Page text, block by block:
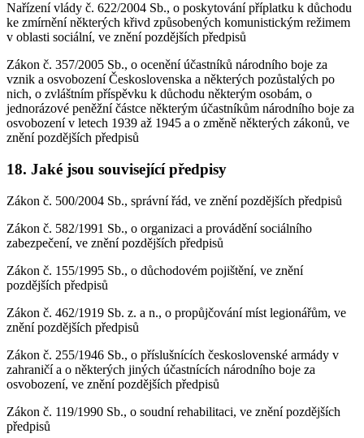
Nařízení vlády č. 622/2004 Sb., o poskytování příplatku k důchodu
ke zmírnění některých křivd způsobených komunistickým režimem
v oblasti sociální, ve znění pozdějších předpisů
Zákon č. 357/2005 Sb., o ocenění účastníků národního boje za
vznik a osvobození Československa a některých pozůstalých po
nich, o zvláštním příspěvku k důchodu některým osobám, o
jednorázové peněžní částce některým účastníkům národního boje za
osvobození v letech 1939 až 1945 a o změně některých zákonů, ve
znění pozdějších předpisů
18. Jaké jsou související předpisy
Zákon č. 500/2004 Sb., správní řád, ve znění pozdějších předpisů
Zákon č. 582/1991 Sb., o organizaci a provádění sociálního
zabezpečení, ve znění pozdějších předpisů
Zákon č. 155/1995 Sb., o důchodovém pojištění, ve znění
pozdějších předpisů
Zákon č. 462/1919 Sb. z. a n., o propůjčování míst legionářům, ve
znění pozdějších předpisů
Zákon č. 255/1946 Sb., o příslušnících československé armády v
zahraničí a o některých jiných účastnících národního boje za
osvobození, ve znění pozdějších předpisů
Zákon č. 119/1990 Sb., o soudní rehabilitaci, ve znění pozdějších
předpisů